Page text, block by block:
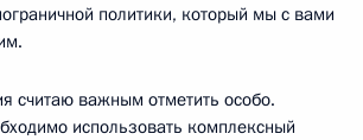
политики, который мы с вами
считаю важным отметить особо.
использовать комплексный